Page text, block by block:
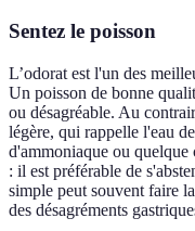
Sentez le poisson
L’odorat est l'un des
Un poisson de bonne
ou désagréable. Au
légère, qui rappelle l'eau
d'ammoniaque ou quelque
: il est préférable de
simple peut souvent faire
des désagréments